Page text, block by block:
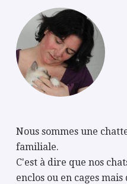
Nous sommes une
familiale.
C'est à dire que nos
enclos ou en cages